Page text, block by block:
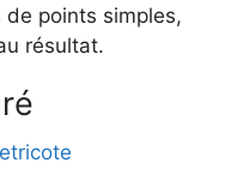
points simples,
résultat.